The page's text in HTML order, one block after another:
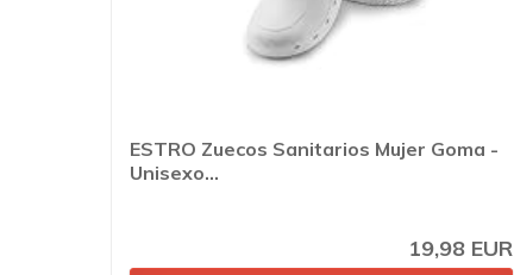
ESTRO Zuecos Sanitarios Mujer Goma -
Unisexo...
19,98 EUR